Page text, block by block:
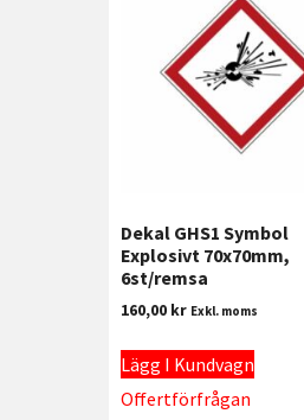
Dekal GHS1 Symbol
Explosivt 70x70mm,
6st/remsa
160,00 kr Exkl. moms
Lägg I Kundvagn
Offertförfrågan